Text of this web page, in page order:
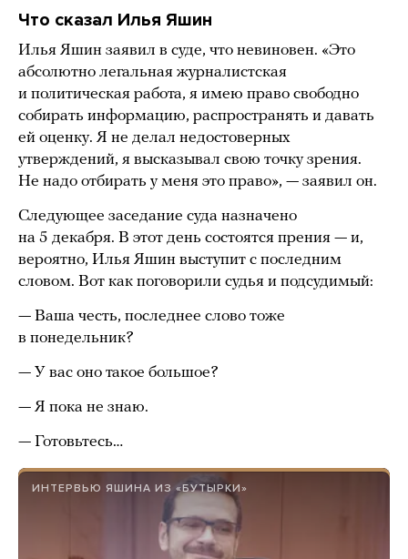
Что сказал Илья Яшин
Илья Яшин заявил в суде, что невиновен. «Это
абсолютно легальная журналистская
и политическая работа, я имею право свободно
собирать информацию, распространять и давать
ей оценку. Я не делал недостоверных
утверждений, я высказывал свою точку зрения.
Не надо отбирать у меня это право», — заявил он.
Следующее заседание суда назначено
на 5 декабря. В этот день состоятся прения — и,
вероятно, Илья Яшин выступит с последним
словом. Вот как поговорили судья и подсудимый:
— Ваша честь, последнее слово тоже
в понедельник?
— У вас оно такое большое?
— Я пока не знаю.
— Готовьтесь…
ИНТЕРВЬЮ ЯШИНА ИЗ «БУТЫРКИ»